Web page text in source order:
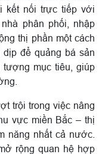
kết nối trực tiếp với
phân phối, nhập
thị phần một cách
để quảng bá sản
tượng mục tiêu, giúp
trội trong việc nâng
vực miền Bắc – thị
năng nhất cả nước.
rộng quan hệ hợp